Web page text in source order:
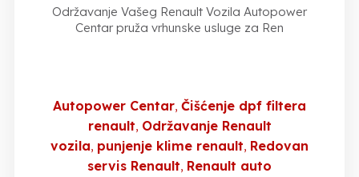
Održavanje Vašeg Renault Vozila Autopower
Centar pruža vrhunske usluge za Ren
Autopower Centar Čišćenje dpf filtera
renault Održavanje Renault
vozila punjenje klime renault Redovan
servis Renault Renault auto